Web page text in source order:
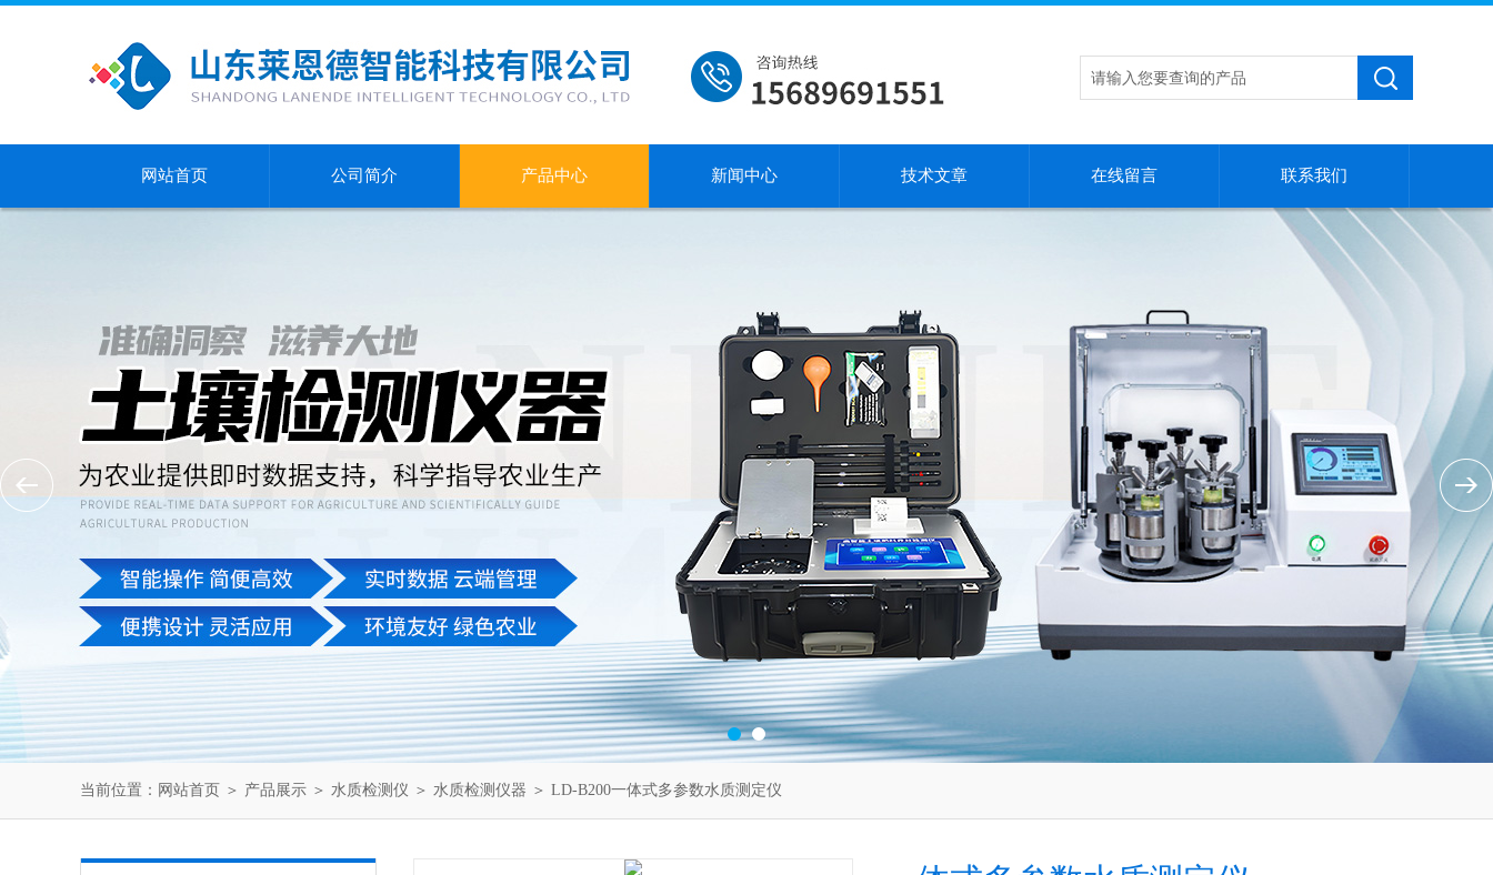
网站首页 公司简介 产品中心 新闻中心 技术文章 在线留言 联系我们
当前位置： 网站首页 ＞ 产品展示 ＞ 水质检测仪 ＞ 水质检测仪器 ＞ LD-B200一体式多参数水质测定仪